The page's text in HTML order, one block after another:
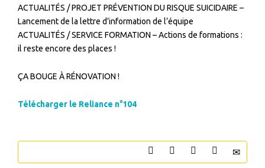
ACTUALITÉS / PROJET PRÉVENTION DU RISQUE SUICIDAIRE –
Lancement de la lettre d’information de l’équipe
ACTUALITÉS / SERVICE FORMATION – Actions de formations :
il reste encore des places !
ÇA BOUGE À RÉNOVATION !
Télécharger le Reliance n°104